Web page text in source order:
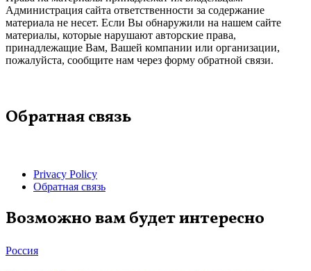
Администрация сайта ответственности за содержание
материала не несет. Если Вы обнаружили на нашем сайте
материалы, которые нарушают авторские права,
принадлежащие Вам, Вашей компании или организации,
пожалуйста, сообщите нам через форму обратной связи.
Обратная связь
Privacy Policy
Обратная связь
Возможно вам будет интересно
Россия